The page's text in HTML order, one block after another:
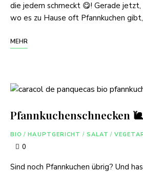
die jedem schmeckt 😋! Gerade
wo es zu Hause oft Pfannkuchen
MEHR
Pfannkuchenschnecken 🐌
BIO / HAUPTGERICHT / SALAT /
0
Sind noch Pfannkuchen übrig? Und